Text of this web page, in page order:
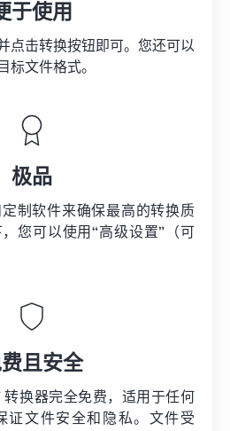
于使用
点击转换按钮即可。您还可以
标文件格式。
极品
制软件来确保最高的转换质
您可以使用“高级设置”（可
且安全
转换器完全免费，适用于任何
证文件安全和隐私。文件受